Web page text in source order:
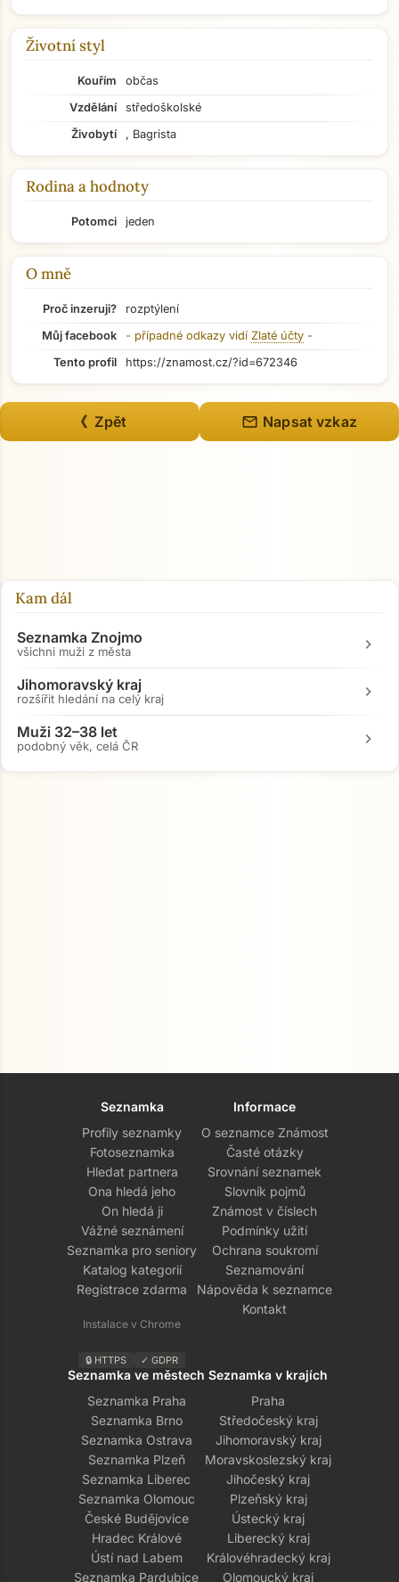
Životní styl
Kouřím
občas
Vzdělání
středoškolské
Živobytí
, Bagrista
Rodina a hodnoty
Potomci jeden
O mně
Proč inzeruji?
rozptýlení
Můj facebook
- případné odkazy vidí Zlaté účty -
Tento profil
https://znamost.cz/?id=672346
《 Zpět mail Napsat vzkaz
Kam dál
Seznamka Znojmo
všichni muži z města chevron_right
Jihomoravský kraj
rozšířit hledání na celý kraj chevron_right
Muži 32–38 let
podobný věk, celá ČR chevron_right
Seznamka
Profily seznamky
Fotoseznamka
Hledat partnera
Ona hledá jeho
On hledá ji
Vážné seznámení
Seznamka pro seniory
Katalog kategorií
Registrace zdarma
Instalace v Chrome
🔒 HTTPS ✓ GDPR
Informace
O seznamce Známost
Časté otázky
Srovnání seznamek
Slovník pojmů
Známost v číslech
Podmínky užití
Ochrana soukromí
Seznamování
Nápověda k seznamce
Kontakt
Seznamka ve městech
Seznamka Praha
Seznamka Brno
Seznamka Ostrava
Seznamka Plzeň
Seznamka Liberec
Seznamka Olomouc
České Budějovice
Hradec Králové
Ústí nad Labem
Seznamka Pardubice
Seznamka v krajích
Praha
Středočeský kraj
Jihomoravský kraj
Moravskoslezský kraj
Jihočeský kraj
Plzeňský kraj
Ústecký kraj
Liberecký kraj
Královéhradecký kraj
Olomoucký kraj